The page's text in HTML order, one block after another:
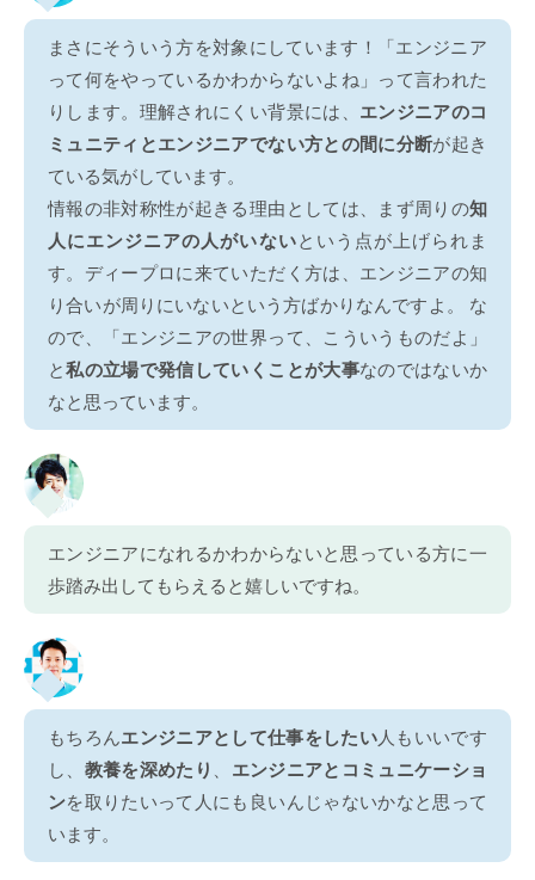
まさにそういう方を対象にしています！「エンジニア
って何をやっているかわからないよね」って言われた
りします。理解されにくい背景には、 エンジニアのコ
ミュニティとエンジニアでない方との間に分断が起き
ている気がしています。
情報の非対称性が起きる理由としては、まず周りの知
人にエンジニアの人がいないという点が上げられま
す。ディープロに来ていただく方は、エンジニアの知
り合いが周りにいないという方ばかりなんですよ。 な
ので、「エンジニアの世界って、こういうものだよ」
と私の立場で発信していくことが大事なのではないか
なと思っています。
エンジニアになれるかわからないと思っている方に一
歩踏み出してもらえると嬉しいですね。
もちろんエンジニアとして仕事をしたい人もいいです
し、 教養を深めたり
エンジニアとコミュニケーショ
ンを取りたいって人にも良いんじゃないかなと思って
います。